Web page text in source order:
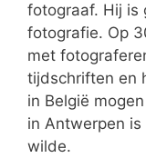
fotograaf. Hij is
fotografie. Op
met
tijdschriften en
in België
in Antwerpen
wilde.